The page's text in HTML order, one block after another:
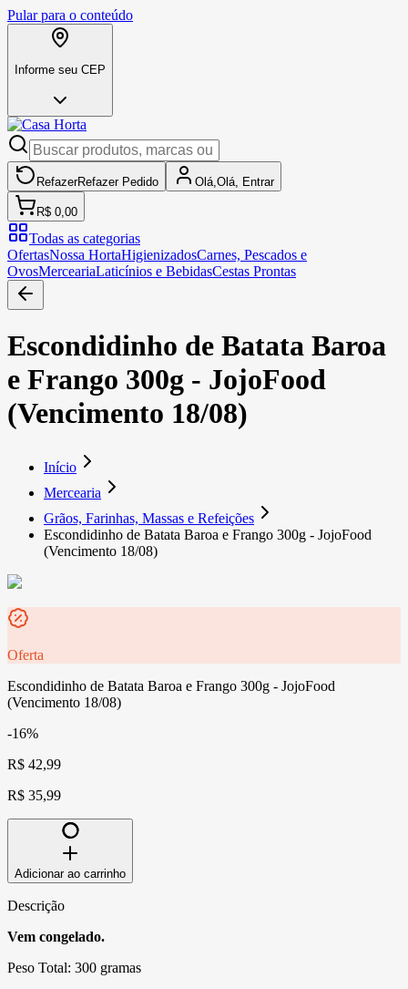
Pular para o conteúdo
Informe seu CEP
RefazerRefazer Pedido Olá, Olá, Entrar
R$ 0,00
Todas as categorias
OfertasNossa HortaHigienizadosCarnes, Pescados e
OvosMerceariaLaticínios e BebidasCestas Prontas
Escondidinho de Batata Baroa
e Frango 300g - JojoFood
(Vencimento 18/08)
Início
Mercearia
Grãos, Farinhas, Massas e Refeições
Escondidinho de Batata Baroa e Frango 300g - JojoFood
(Vencimento 18/08)
Oferta
Escondidinho de Batata Baroa e Frango 300g - JojoFood
(Vencimento 18/08)
-16%
R$ 42,99
R$ 35,99
Adicionar ao carrinho
Descrição
Vem congelado.
Peso Total: 300 gramas